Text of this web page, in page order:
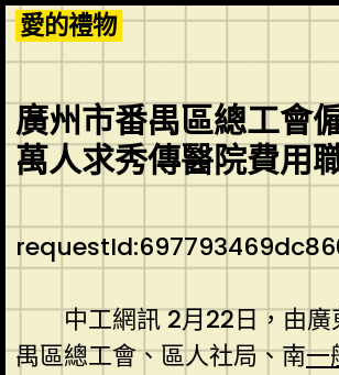
Skip
to
content
愛的禮物
廣州市番禺區總工會
萬人求秀傳醫院費用
中工網訊 2月22日，由
禺區總工會、區人社局、南一